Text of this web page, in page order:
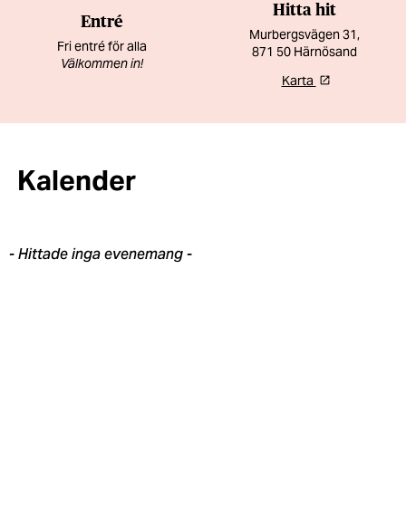
Entré
Fri entré för alla
Välkommen in!
Hitta hit
Murbergsvägen 31,
871 50 Härnösand
Karta
Kalender
- Hittade inga evenemang -